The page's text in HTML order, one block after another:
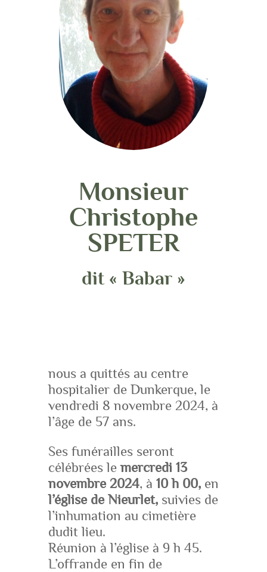
Monsieur
Christophe
SPETER
dit « Babar »
nous a quittés au centre
hospitalier de Dunkerque, le
vendredi 8 novembre 2024, à
l’âge de 57 ans.
Ses funérailles seront
célébrées le mercredi 13
novembre 2024, à 10 h 00,en
l’église de Nieurlet,suivies de
l’inhumation au cimetière
dudit lieu.
Réunion à l’église à 9 h 45.
L’offrande en fin de